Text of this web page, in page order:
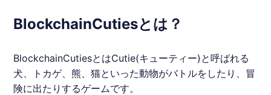
BlockchainCutiesとは？
BlockchainCutiesとはCutie(キューティー)と呼ばれる
犬、トカゲ、熊、猫といった動物がバトルをしたり、冒
険に出たりするゲームです。